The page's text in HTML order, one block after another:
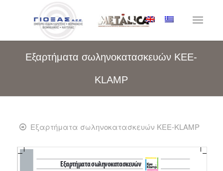
Εξαρτήματα σωληνοκατασκευών KEE-
KLAMP
Εξαρτήματα σωληνοκατασκευών KEE-KLAMP